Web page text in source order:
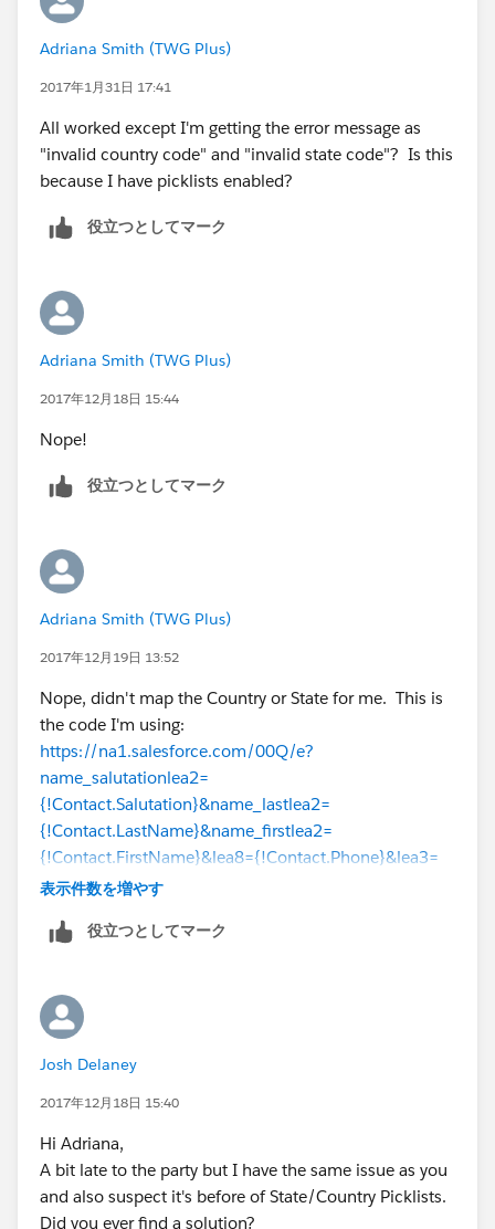
10. Click Save
action)
12. Click Edit Layout - Top right hand screen
14.Review your lead form and save
Adriana Smith (TWG Plus)
2017年1月31日 17:41
All worked except I'm getting the error message as
"invalid country code" and "invalid state code"? Is this
because I have picklists enabled?
役立つとしてマーク
Adriana Smith (TWG Plus)
2017年12月18日 15:44
Nope!
役立つとしてマーク
Adriana Smith (TWG Plus)
2017年12月19日 13:52
Nope, didn't map the Country or State for me. This is
the code I'm using:
https://na1.salesforce.com/00Q/e?
name_salutationlea2=
{!Contact.Salutation}&name_lastlea2=
{!Contact.LastName}&name_firstlea2=
{!Contact.FirstName}&lea8={!Contact.Phone}&lea3=
{!Account.Name}&lea11={!Contact.Email}
{!Contact.MailingAddress}&lea16city=
{!Contact.MailingCountry}&lea16zip=
{!Contact.MailingPostalCode}&lea9=
{!Contact.MobilePhone}&lea10=
{!Contact.Fax}&lea12={!Account.Website}
表示件数を増やす
役立つとしてマーク
Josh Delaney
2017年12月18日 15:40
Hi Adriana,
A bit late to the party but I have the same issue as you
and also suspect it's before of State/Country Picklists.
Did you ever find a solution?